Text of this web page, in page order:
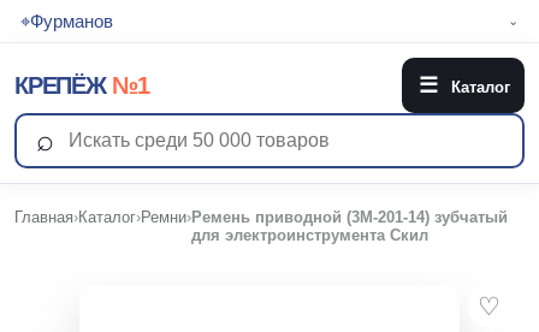
⌖Фурманов ⌄
КРЕПЁЖ №1 ☰ Каталог
⌕
Главная›Каталог›Ремни›Ремень приводной (3M-201-14) зубчатый
для электроинструмента Скил
♡